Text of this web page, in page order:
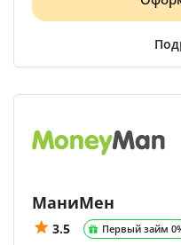
МаниМен
3.5 Первый займ